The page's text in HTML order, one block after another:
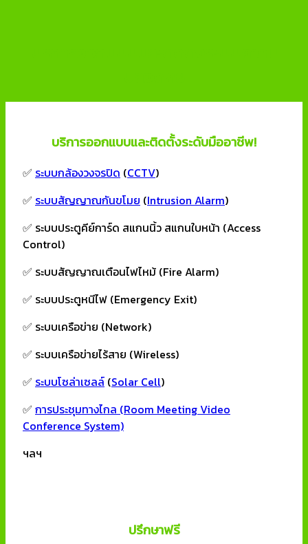
บริการออกแบบและติดตั้งระดับมืออาชีพ!
✅ ระบบกล้องวงจรปิด (CCTV)
✅ ระบบสัญญาณกันขโมย (Intrusion Alarm)
✅ ระบบประตูคีย์การ์ด สแกนนิ้ว สแกนใบหน้า (Access
Control)
✅ ระบบสัญญาณเตือนไฟไหม้ (Fire Alarm)
✅ ระบบประตูหนีไฟ (Emergency Exit)
✅ ระบบเครือข่าย (Network)
✅ ระบบเครือข่ายไร้สาย (Wireless)
✅ ระบบโซล่าเซลล์ (Solar Cell)
✅ การประชุมทางไกล (Room Meeting Video
Conference System)
ฯลฯ
ปรึกษาฟรี